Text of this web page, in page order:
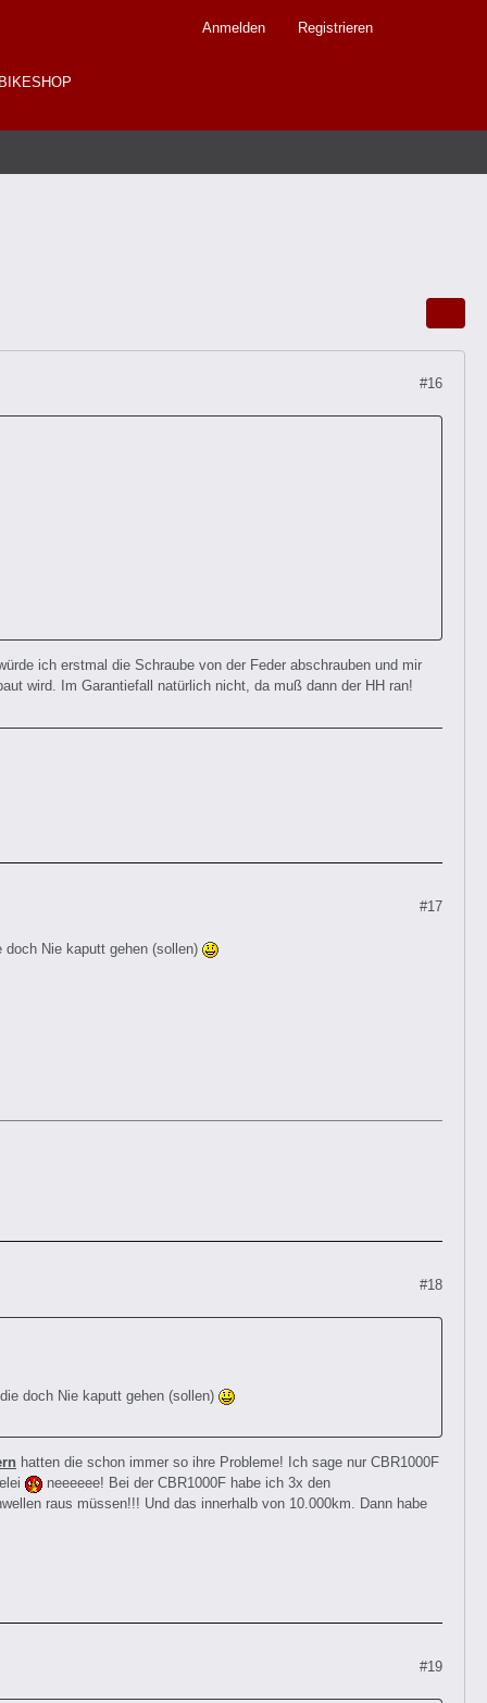
Anmelden Registrieren
#16
ich erstmal die Schraube von der Feder abschrauben und mir
wird. Im Garantiefall natürlich nicht, da muß dann der HH ran!
#17
Nie kaputt gehen (sollen)
#18
doch Nie kaputt gehen (sollen)
hatten die schon immer so ihre Probleme! Ich sage nur CBR1000F
neeeeee! Bei der CBR1000F habe ich 3x den
raus müssen!!! Und das innerhalb von 10.000km. Dann habe
#19